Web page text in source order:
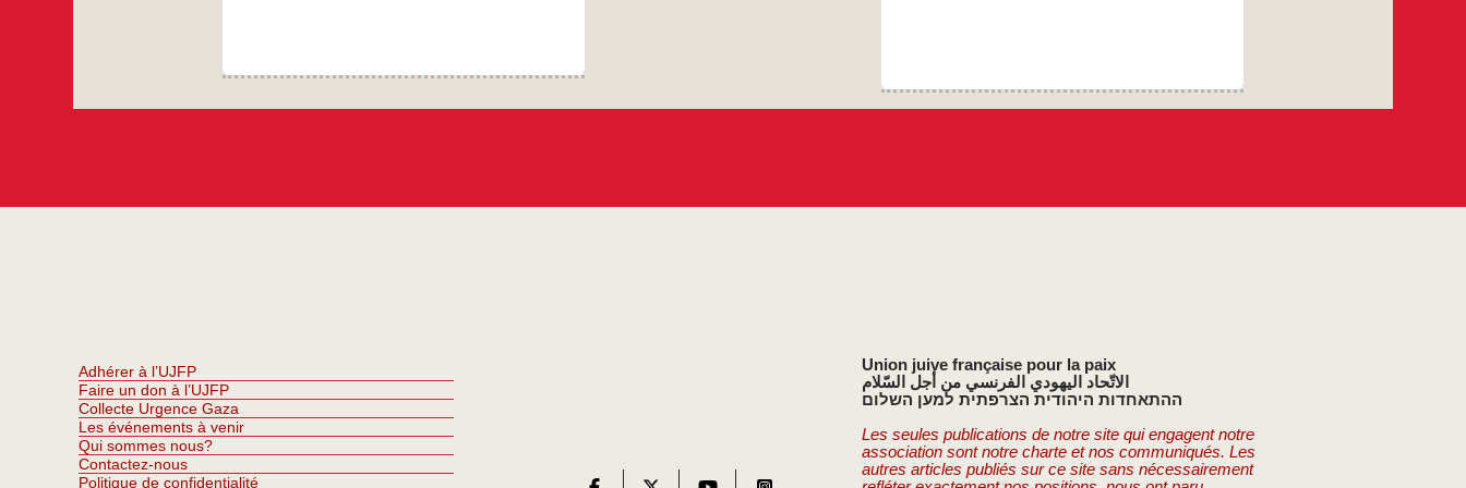
Adhérer à l’UJFP
Faire un don à l’UJFP
Collecte Urgence Gaza
Les événements à venir
Qui sommes nous?
Contactez-nous
Politique de confidentialité
Union juive française pour la paix
الاتّحاد اليهودي الفرنسي من أجل السّلام
ההתאחדות היהודית הצרפתית למען השלום
Les seules publications de notre site qui engagent notre
association sont notre charte et nos communiqués. Les
autres articles publiés sur ce site sans nécessairement